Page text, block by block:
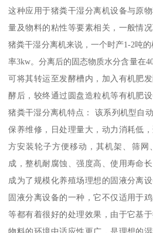
这种应用于猪粪干湿分离机设备与原
量及物料的粘性等要素相关，一般情
猪粪干湿分离机来说，一个时产1-2吨
率3kw。分离后的固态物质水分含量在
可将其转运至发酵槽内，加入有机肥
酵后，较终通过圆盘造粒机等有机肥
猪粪干湿分离机特点： 该系列机型自
保养维修，日处理量大，动力消耗低
方安装轮子方便移动，其机架、筛网
成，整机耐腐蚀、强度高、使用寿命
成为了规模化养殖场理想的固液分离
固液分离设备的一种，它不仅适用于
等都有着很好的处理效果，由于它基